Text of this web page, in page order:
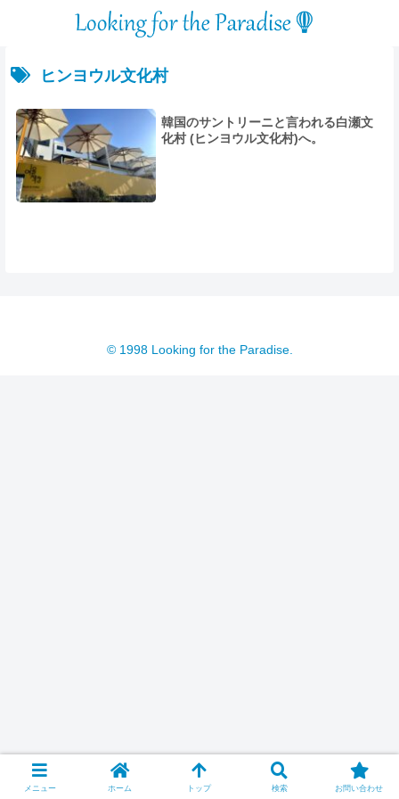
ヒンヨウル文化村
韓国のサントリーニと言われる白瀬文
化村 (ヒンヨウル文化村)へ。
© 1998 Looking for the Paradise.
メニュー ホーム トップ 検索 お問い合わせ